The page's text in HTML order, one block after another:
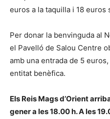
euros a la taquilla i 18 euros
Per donar la benvinguda al
el Pavelló de Salou Centre
amb una entrada de 5
entitat benèfica.
Els Reis Mags d’Orient
gener a les 18.00 h. A les